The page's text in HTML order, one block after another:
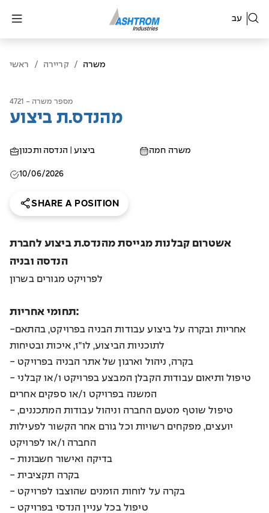
עב
ראשי / קריירה / משרה
מספר משרה - 4721
מהנדס.ת ביצוע
ביצוע | הנדסה ותכנון משרה חמה
10/06/2026
SHARE A POSITION
אשטרום קבלנות מגייסת מהנדס.ת ביצוע לחברת
הנדסה ובניה
לפרויקט מגורים בשרון
תחומי אחריות:
-אחריות ובקרה על ביצוע עבודות הבניה בפרויקט, בהתאם
לתוכניות הביצוע, לו"ז, איכות ובטיחות
- בקרה, ניהול וארגון של אתר הבניה בפרויקט
- טיפול ותיאום עבודות הקבלן המבצע בפרויקט ו/או קבלני
המשנה בפרויקט ו/או ספקים אחרים
- טיפול שוטף מטעם החברה וניהול עבודות המתכננים,
יועצים, מפקחים רשויות וכל גורם אחר הקשור לפעילות
החברה ו/או לפרויקט
- בדיקה ואישור חשבונות
- בקרה תקציבית
- בקרה על לוחות הזמנים שהוצבו לפרויקט
- טיפול בכל עניין הנדסי בפרויקט